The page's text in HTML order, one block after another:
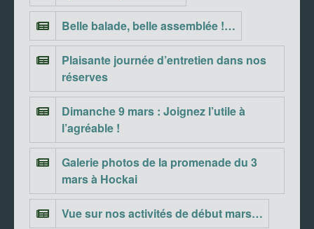
Belle balade, belle assemblée !…
Plaisante journée d’entretien dans nos
réserves
Dimanche 9 mars : Joignez l’utile à
l’agréable !
Galerie photos de la promenade du 3
mars à Hockai
Vue sur nos activités de début mars…